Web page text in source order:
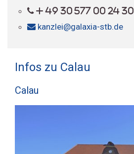
+ 49 30 577 00 24 30
kanzlei@galaxia-stb.de
Infos zu Calau
Calau